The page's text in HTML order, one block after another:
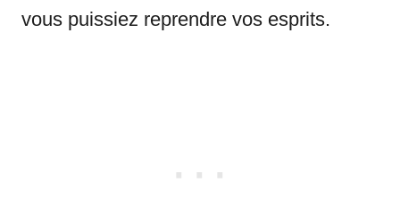
vous puissiez reprendre vos esprits.